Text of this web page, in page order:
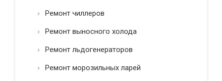
Ремонт чиллеров
Ремонт выносного холода
Ремонт льдогенераторов
Ремонт морозильных ларей